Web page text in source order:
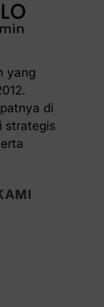
yang
di
strategis